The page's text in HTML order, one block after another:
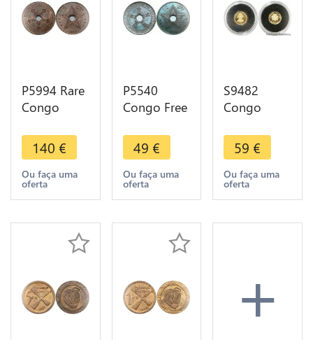
P5994 Rare
Congo
Centimes
Léopold II
1888 NGC
MS64 ->
140 €
Ou faça uma
oferta
P5540
Congo Free
Centimes
Léopold II
1894 AU +
-> Make
49 €
Ou faça uma
oferta
S9482
Congo
CFA
Bonaparte
2007 Or
Gold PF BE
Offre
59 €
Ou faça uma
oferta
+